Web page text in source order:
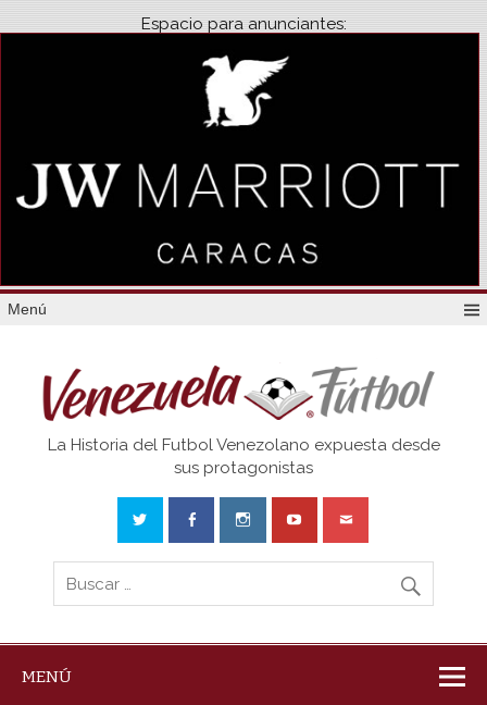
Espacio para anunciantes:
Menú
Venezuela
La Historia del Futbol Venezolano expuesta desde
sus protagonistas
MENÚ